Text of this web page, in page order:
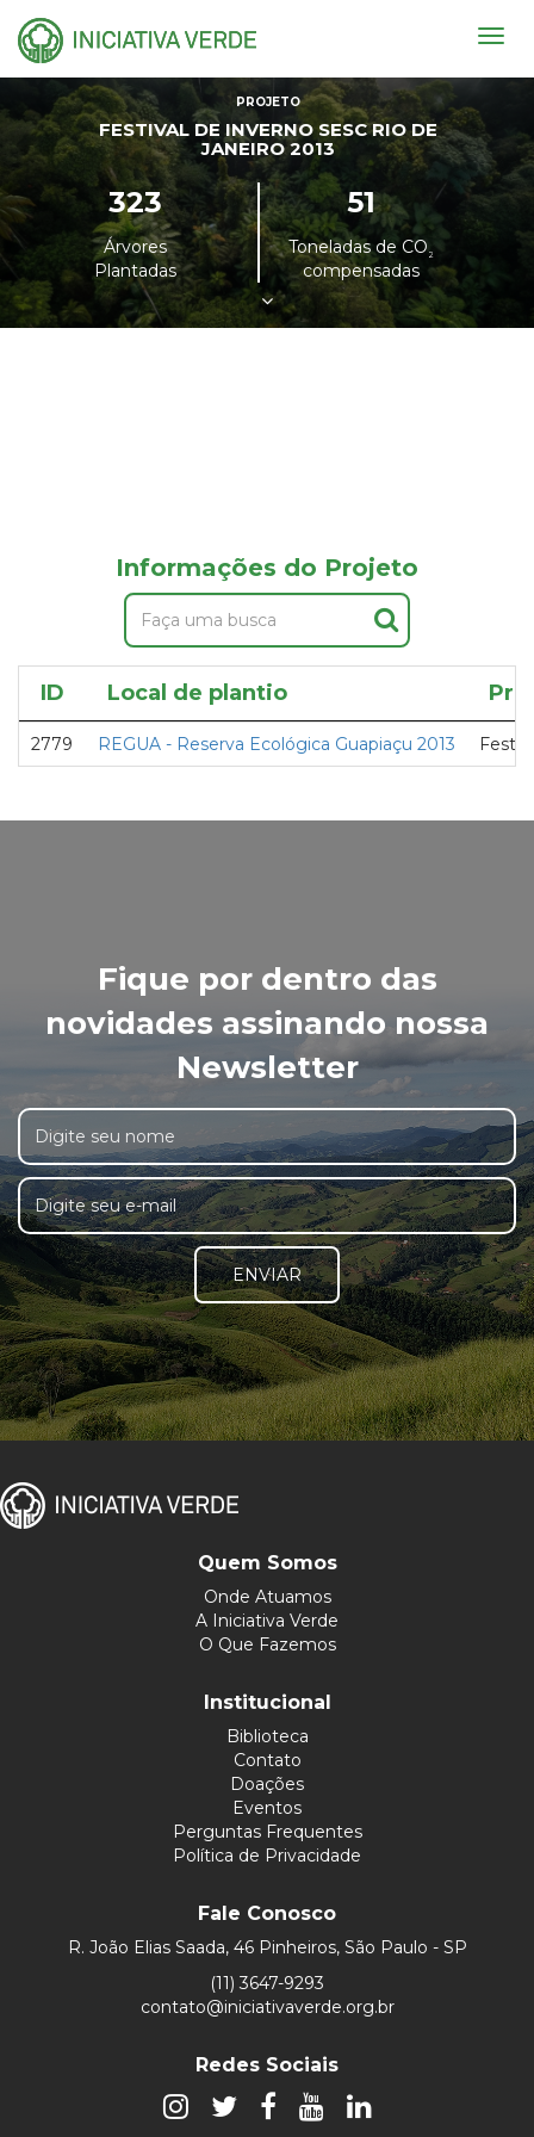
PROJETO
FESTIVAL DE INVERNO SESC RIO DE
JANEIRO 2013
323
Árvores
Plantadas
51
Toneladas de CO²
compensadas
Informações do Projeto
ID Local de plantio
2779 REGUA - Reserva Ecológica Guapiaçu 2013
Fique por dentro das
novidades assinando nossa
Newsletter
ENVIAR
Quem Somos
Onde Atuamos
A Iniciativa Verde
O Que Fazemos
Institucional
Biblioteca
Contato
Doações
Eventos
Perguntas Frequentes
Política de Privacidade
Fale Conosco
R. João Elias Saada, 46 Pinheiros, São Paulo - SP
(11) 3647-9293
contato@iniciativaverde.org.br
Redes Sociais